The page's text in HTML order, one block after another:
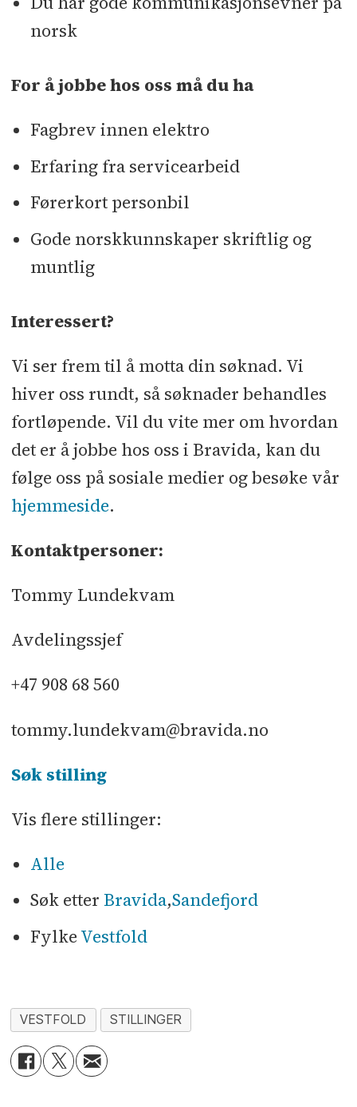
norsk
For å jobbe hos oss må du ha
Fagbrev innen elektro
Erfaring fra servicearbeid
Førerkort personbil
Gode norskkunnskaper skriftlig og
muntlig
Interessert?
Vi ser frem til å motta din søknad. Vi
hiver oss rundt, så søknader behandles
fortløpende. Vil du vite mer om hvordan
det er å jobbe hos oss i Bravida, kan du
følge oss på sosiale medier og besøke vår
hjemmeside.
Kontaktpersoner:
Tommy Lundekvam
Avdelingssjef
+47 908 68 560
tommy.lundekvam@bravida.no
Søk stilling
Vis flere stillinger:
Alle
Søk etter Bravida,Sandefjord
Fylke Vestfold
VESTFOLD STILLINGER